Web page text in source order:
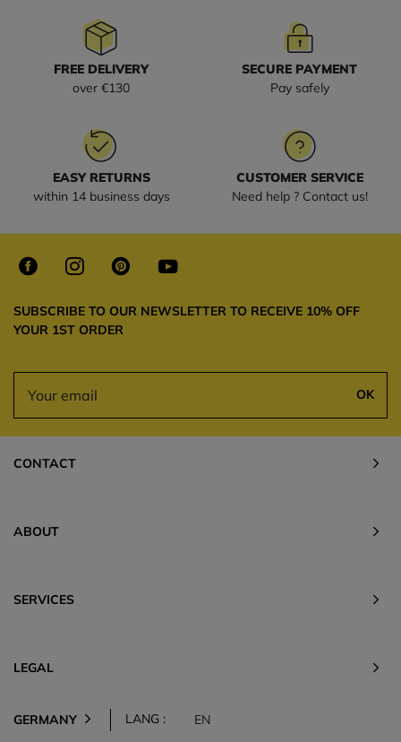
FREE DELIVERY
over €130
SECURE PAYMENT
Pay safely
EASY RETURNS
within 14 business days
CUSTOMER SERVICE
Need help ? Contact us!
SUBSCRIBE TO OUR NEWSLETTER TO RECEIVE 10% OFF
YOUR 1ST ORDER
OK
CONTACT
ABOUT
SERVICES
LEGAL
GERMANY LANG : EN